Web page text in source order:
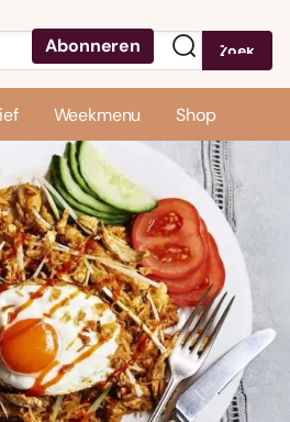
Abonneren Zoek
Weekmenu Shop